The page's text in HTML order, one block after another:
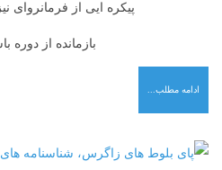
پیکره ایی از فرمانروای
بازمانده از دوره
ادامه مطلب...